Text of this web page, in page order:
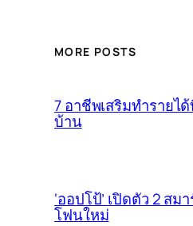
MORE POSTS
7 อาชีพเสริมทำรายไ
บ้าน
‘ออปโป้’ เปิดตัว 2 สม
โฟนใหม่